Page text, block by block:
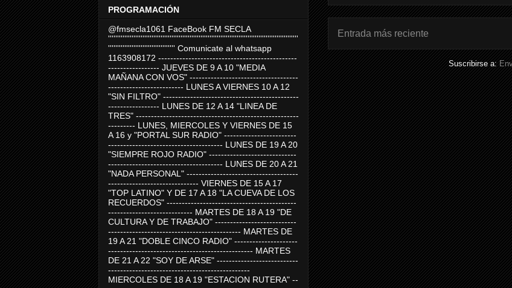
Entrada más reciente
Suscribirse a:
PROGRAMACIÓN
@fmsecla1061 FaceBook FM SECLA
'''''''''''''''''''''''''''''''''''''''''''''''''''''''''''''''''''''''''''''''''''''''''''''''''''''''''
''''''''''''''''''''''''''''''''''''' Comunicate al whatsapp
1163908172 ----------------------------------------------
----------------- JUEVES DE 9 A 10 "MEDIA
MAÑANA CON VOS" ------------------------------------
------------------------- LUNES A VIERNES 10 A 12
"SIN FILTRO" ---------------------------------------------
----------------- LUNES DE 12 A 14 "LINEA DE
TRES" ------------------------------------------------------
--------- LUNES, MIERCOLES Y VIERNES DE 15
A 16 y "PORTAL SUR RADIO" ------------------------
-------------------------------------- LUNES DE 19 A 20
"SIEMPRE ROJO RADIO" -----------------------------
-------------------------------------- LUNES DE 20 A 21
"NADA PERSONAL" -------------------------------------
------------------------------ VIERNES DE 15 A 17
"TOP LATINO" Y DE 17 A 18 "LA CUEVA DE LOS
RECUERDOS" -------------------------------------------
---------------------------- MARTES DE 18 A 19 "DE
CULTURA Y DE TRABAJO" ---------------------------
-------------------------------------------- MARTES DE
19 A 21 "DOBLE CINCO RADIO" ---------------------
------------------------------------------------ MARTES
DE 21 A 22 "SOY DE ARSE" ---------------------------
-----------------------------------------------
MIERCOLES DE 18 A 19 "ESTACION RUTERA" --